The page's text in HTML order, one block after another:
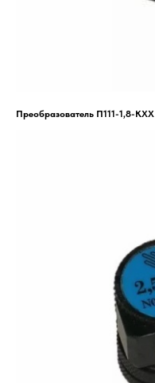
Преобразователь П111-1,8-КХХ